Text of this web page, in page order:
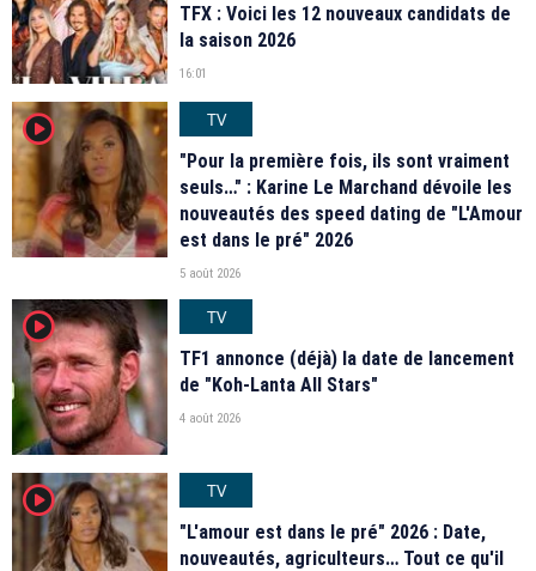
TFX : Voici les 12 nouveaux candidats de
la saison 2026
16:01
player2
TV
"Pour la première fois, ils sont vraiment
seuls…" : Karine Le Marchand dévoile les
nouveautés des speed dating de "L'Amour
est dans le pré" 2026
5 août 2026
player2
TV
TF1 annonce (déjà) la date de lancement
de "Koh-Lanta All Stars"
4 août 2026
player2
TV
"L'amour est dans le pré" 2026 : Date,
nouveautés, agriculteurs… Tout ce qu'il